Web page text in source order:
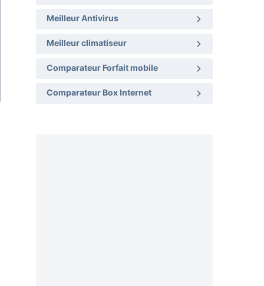
Meilleur Antivirus
Meilleur climatiseur
Comparateur Forfait mobile
Comparateur Box Internet